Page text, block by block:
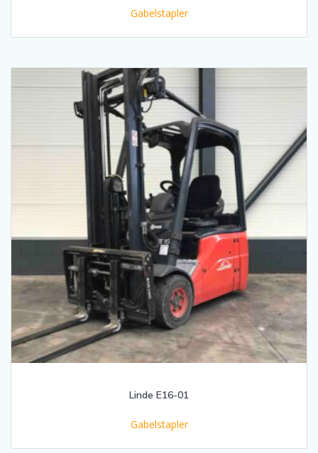
Gabelstapler
Linde E16-01
Gabelstapler